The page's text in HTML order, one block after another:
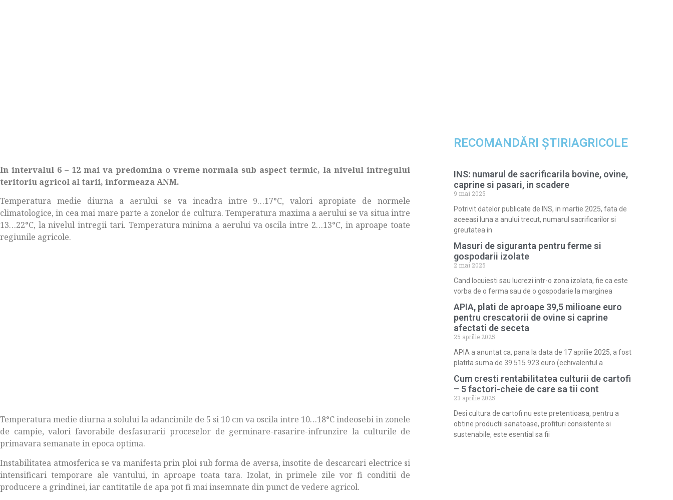
In intervalul 6 – 12 mai va predomina o vreme normala sub aspect termic, la nivelul intregului
teritoriu agricol al tarii, informeaza ANM.
Temperatura medie diurna a aerului se va incadra intre 9…17°C, valori apropiate de normele
climatologice, in cea mai mare parte a zonelor de cultura. Temperatura maxima a aerului se va situa intre
13…22°C, la nivelul intregii tari. Temperatura minima a aerului va oscila intre 2…13°C, in aproape toate
regiunile agricole.
Temperatura medie diurna a solului la adancimile de 5 si 10 cm va oscila intre 10…18°C indeosebi in zonele
de campie, valori favorabile desfasurarii proceselor de germinare-rasarire-infrunzire la culturile de
primavara semanate in epoca optima.
Instabilitatea atmosferica se va manifesta prin ploi sub forma de aversa, insotite de descarcari electrice si
intensificari temporare ale vantului, in aproape toata tara. Izolat, in primele zile vor fi conditii de
producere a grindinei, iar cantitatile de apa pot fi mai insemnate din punct de vedere agricol.
RECOMANDĂRI ȘTIRIAGRICOLE
INS: numarul de sacrificarila bovine, ovine,
caprine si pasari, in scadere
9 mai 2025
Potrivit datelor publicate de INS, in martie 2025, fata de
aceeasi luna a anului trecut, numarul sacrificarilor si
greutatea in
Masuri de siguranta pentru ferme si
gospodarii izolate
2 mai 2025
Cand locuiesti sau lucrezi intr-o zona izolata, fie ca este
vorba de o ferma sau de o gospodarie la marginea
APIA, plati de aproape 39,5 milioane euro
pentru crescatorii de ovine si caprine
afectati de seceta
25 aprilie 2025
APIA a anuntat ca, pana la data de 17 aprilie 2025, a fost
platita suma de 39.515.923 euro (echivalentul a
Cum cresti rentabilitatea culturii de cartofi
– 5 factori-cheie de care sa tii cont
23 aprilie 2025
Desi cultura de cartofi nu este pretentioasa, pentru a
obtine productii sanatoase, profituri consistente si
sustenabile, este esential sa fii